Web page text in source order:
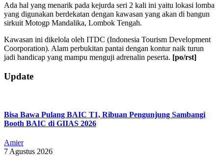
Ada hal yang menarik pada kejurda seri 2 kali ini yaitu lokasi lomba
yang digunakan berdekatan dengan kawasan yang akan di bangun
sirkuit Motogp Mandalika, Lombok Tengah.
Kawasan ini dikelola oleh ITDC (Indonesia Tourism Development
Coorporation). Alam perbukitan pantai dengan kontur naik turun
jadi handicap yang mampu menguji adrenalin peserta. [po/rst]
2019-
07-
Update
Bisa Bawa Pulang BAIC T1, Ribuan Pengunjung Sambangi
Booth BAIC di GIIAS 2026
Amier
7 Agustus 2026